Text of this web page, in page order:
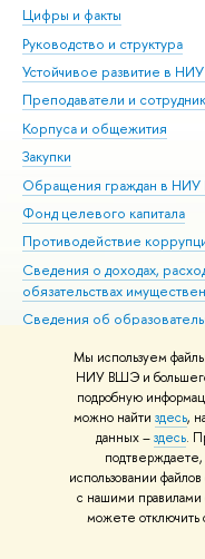
Мы используем
НИУ ВШЭ и большего
подробную
можно найти здесь,
данных –здесь.
использовании
с нашими правилами
можете отключить
Цифры и факты
Руководство и структура
Устойчивое развитие в
Преподаватели и
Корпуса и общежития
Закупки
Обращения граждан в
Фонд целевого капитала
Противодействие
Сведения о доходах,
обязательствах
Сведения об
Людям с ограниченными
Единая платежная страница
Работа в Вышке
© НИУ ВШЭ 1993–2026
материалов Политика
Шрифты HSE Sans и HSE